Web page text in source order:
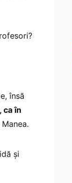
însă
ca în
și